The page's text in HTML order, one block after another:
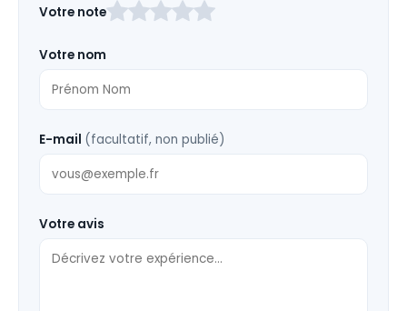
ce
vide
Votre note
Votre nom
E-mail (facultatif, non publié)
Votre avis